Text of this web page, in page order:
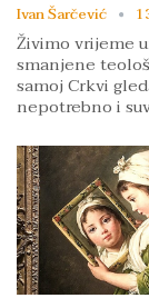
Ivan Šarčević
Živimo vrijeme
smanjene
samoj Crkvi
nepotrebno i